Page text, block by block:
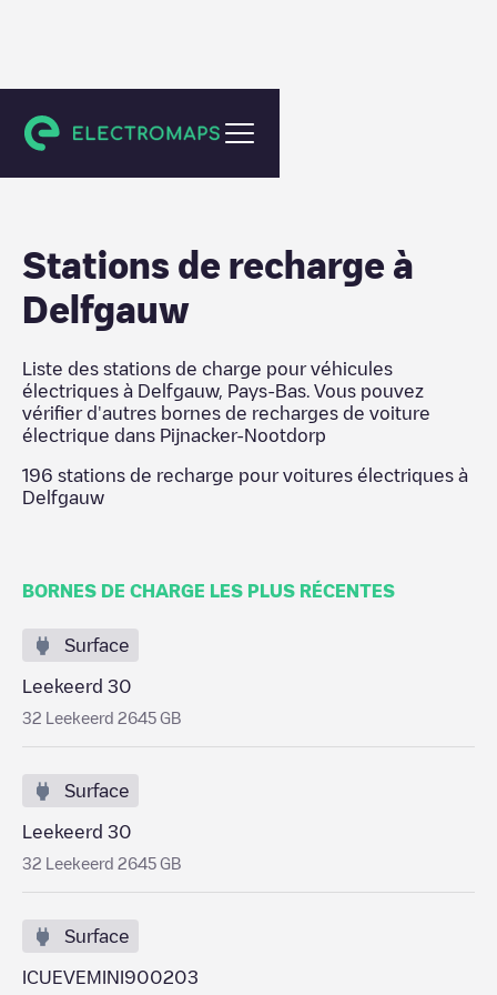
Pijnacker-Nootdorp
Stations de recharge à
Delfgauw
Liste des stations de charge pour véhicules
électriques à Delfgauw, Pays-Bas . Vous pouvez
vérifier d'autres bornes de recharges de voiture
électrique dans Pijnacker-Nootdorp
196 stations de recharge pour voitures électriques à
Delfgauw
BORNES DE CHARGE LES PLUS RÉCENTES
Surface
Leekeerd 30
32 Leekeerd 2645 GB
Surface
Leekeerd 30
32 Leekeerd 2645 GB
Surface
ICUEVEMINI900203